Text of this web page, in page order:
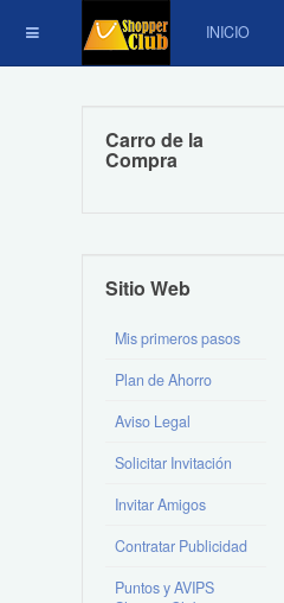
INICIO
Carro de la
Compra
Sitio Web
Mis primeros pasos
Plan de Ahorro
Aviso Legal
Solicitar Invitación
Invitar Amigos
Contratar Publicidad
Puntos y AVIPS